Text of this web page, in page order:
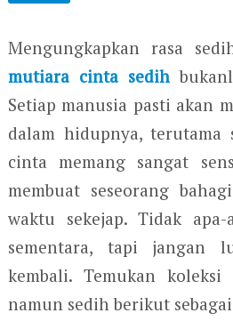
Mengungkapkan rasa
mutiara cinta sedih
Setiap manusia pasti akan
dalam hidupnya, terutama
cinta memang sangat
membuat seseorang
waktu sekejap. Tidak
sementara, tapi jangan
kembali. Temukan koleksi
namun sedih berikut